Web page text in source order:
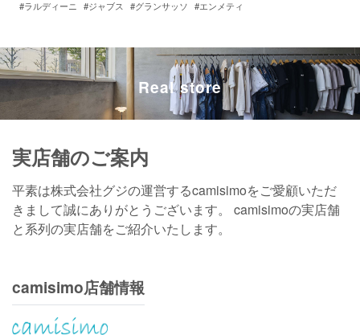
Real store
実店舗のご案内
平素は株式会社グジの運営するcamisimoをご愛顧いただ
きまして誠にありがとうございます。 camisimoの実店舗
と系列の実店舗をご紹介いたします。
camisimo店舗情報